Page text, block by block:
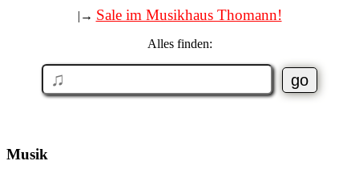
|→ Sale im Musikhaus Thomann!
Alles finden:
Musik